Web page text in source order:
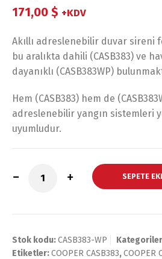
171,00 $ +KDV
Akıllı adreslenebilir duvar sireni
bu aralıkta dahili (CASB383) ve
dayanıklı (CASB383WP)
Hem (CASB383) hem de
adreslenebilir yangın sistemleri
uyumludur.
SEPETE
Stok kodu:CASB383-WP
Etiketler:COOPER CASB383,COOPER